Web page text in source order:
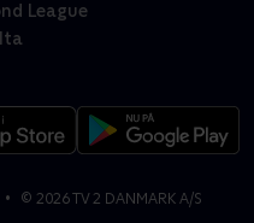
League
© 2026TV 2 DANMARK A/S